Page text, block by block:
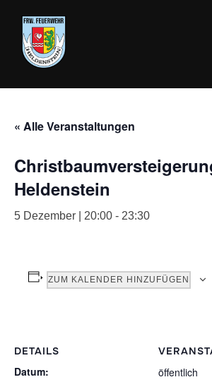
« Alle Veranstaltungen
Heldenstein
5 Dezember | 20:00 - 23:30
ZUM KALENDER HINZUFÜGEN
DETAILS
Datum:
öffentlich